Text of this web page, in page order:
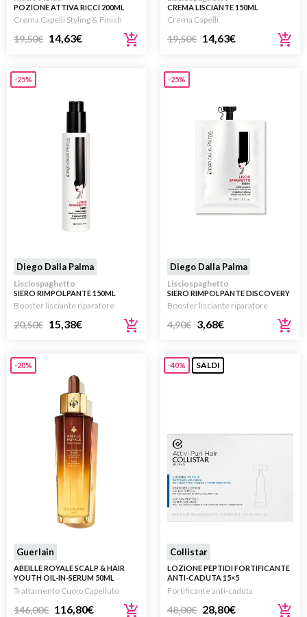
POZIONE ATTIVA RICCI 200ML
Crema Capelli Styling & Finish
19,50€ 14,63€
CREMA LISCIANTE 150ML
Crema Capelli
19,50€ 14,63€
-25%
Diego Dalla Palma
Lisciospaghetto
SIERO RIMPOLPANTE 150ML
Booster lisciante riparatore
20,50€ 15,38€
-25%
Diego Dalla Palma
Lisciospaghetto
SIERO RIMPOLPANTE DISCOVERY
30ML
Booster lisciante riparatore
4,90€ 3,68€
-20%
Guerlain
ABEILLE ROYALE SCALP & HAIR
YOUTH OIL-IN-SERUM 50ML
Trattamento Cuoio Capelluto
146,00€ 116,80€
-40% SALDI
Collistar
LOZIONE PEPTIDI FORTIFICANTE
ANTI-CADUTA 15×5
Fortificante anti-caduta
48,00€ 28,80€